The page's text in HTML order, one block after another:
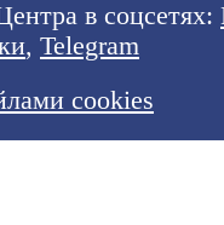
в соцсетях:
, Telegram
cookies